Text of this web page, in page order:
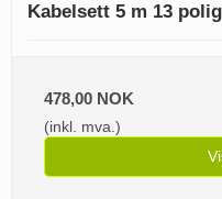
Kabelsett 5 m 13
478,00 NOK
(inkl. mva.)